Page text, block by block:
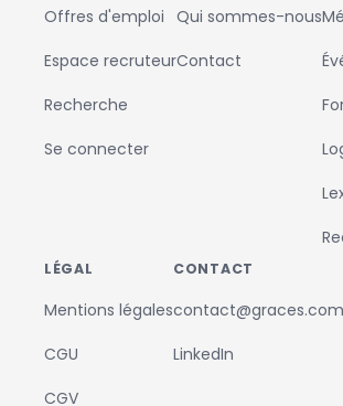
Offres d'emploi
Espace recruteur
Recherche
Se connecter
Qui sommes-nous
Contact
LÉGAL
Mentions légales
CGU
CGV
CONTACT
LinkedIn